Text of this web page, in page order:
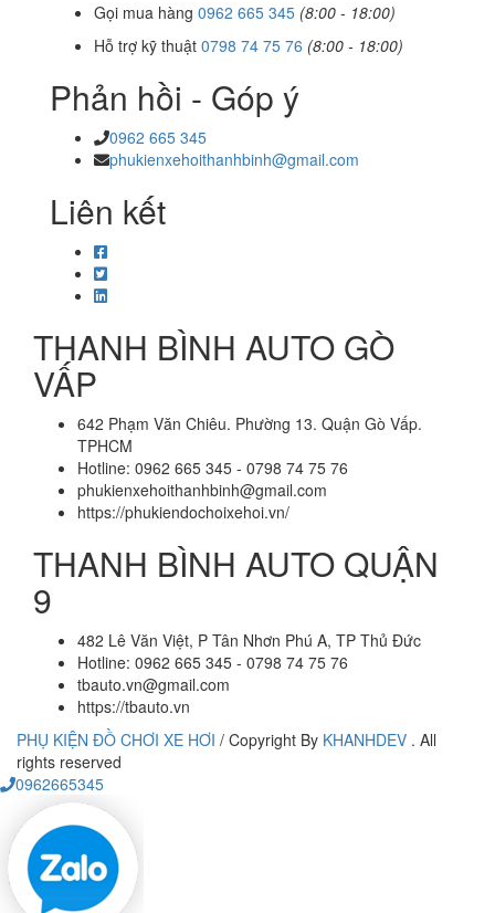
Gọi mua hàng 0962 665 345 (8:00 - 18:00)
Hỗ trợ kỹ thuật 0798 74 75 76 (8:00 - 18:00)
Phản hồi - Góp ý
0962 665 345
phukienxehoithanhbinh@gmail.com
Liên kết
THANH BÌNH AUTO GÒ
VẤP
642 Phạm Văn Chiêu. Phường 13. Quận Gò Vấp.
TPHCM
Hotline: 0962 665 345 - 0798 74 75 76
phukienxehoithanhbinh@gmail.com
https://phukiendochoixehoi.vn/
THANH BÌNH AUTO QUẬN
9
482 Lê Văn Việt, P Tân Nhơn Phú A, TP Thủ Đức
Hotline: 0962 665 345 - 0798 74 75 76
tbauto.vn@gmail.com
https://tbauto.vn
PHỤ KIỆN ĐỒ CHƠI XE HƠI / Copyright By KHANHDEV . All
rights reserved
0962665345